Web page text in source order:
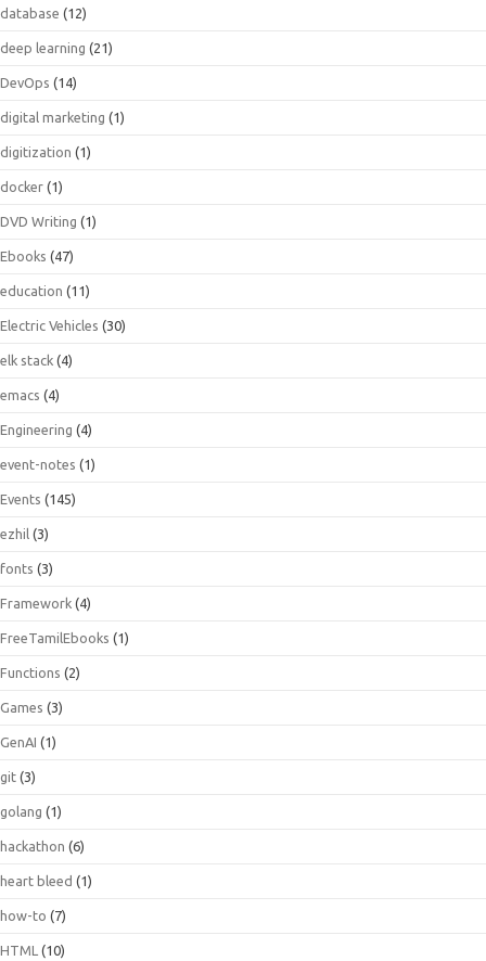
database (12)
deep learning (21)
DevOps (14)
digital marketing (1)
digitization (1)
docker (1)
DVD Writing (1)
Ebooks (47)
education (11)
Electric Vehicles (30)
elk stack (4)
emacs (4)
Engineering (4)
event-notes (1)
Events (145)
ezhil (3)
fonts (3)
Framework (4)
FreeTamilEbooks (1)
Functions (2)
Games (3)
GenAI (1)
git (3)
golang (1)
hackathon (6)
heart bleed (1)
how-to (7)
HTML (10)